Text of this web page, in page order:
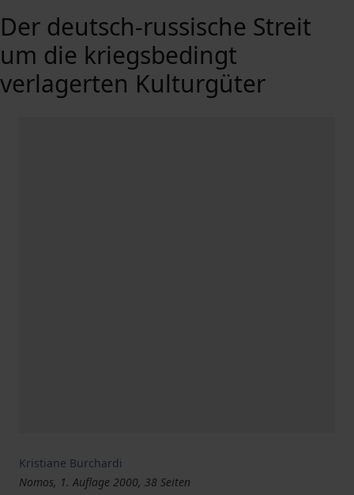
Der deutsch-russische Streit
um die kriegsbedingt
verlagerten Kulturgüter
Kristiane Burchardi
Nomos, 1. Auflage 2000, 38 Seiten